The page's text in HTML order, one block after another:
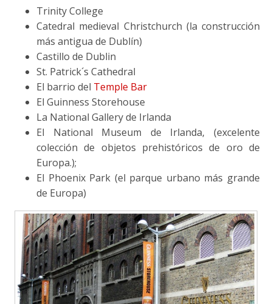
Trinity College
Catedral medieval Christchurch (la construcción
más antigua de Dublín)
Castillo de Dublin
St. Patrick´s Cathedral
El barrio del Temple Bar
El Guinness Storehouse
La National Gallery de Irlanda
El National Museum de Irlanda, (excelente
colección de objetos prehistóricos de oro de
Europa.);
El Phoenix Park (el parque urbano más grande
de Europa)